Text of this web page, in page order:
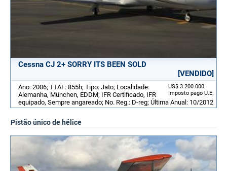
Cessna CJ 2+ SORRY ITS BEEN SOLD
[VENDIDO]
US$ 3.200.000
Imposto pago U.E.
Ano: 2006; TTAF: 855h; Tipo: Jato; Localidade:
Alemanha, München, EDDM; IFR Certificado, IFR
equipado, Sempre angareado; No. Reg.: D-reg; Última Anual: 10/2012
Pistão único de hélice